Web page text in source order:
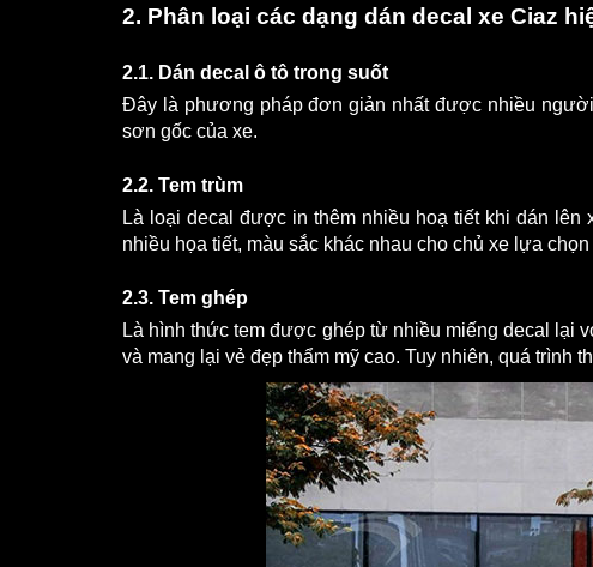
2. Phân loại các dạng dán decal xe Ciaz
2.1. Dán decal ô tô trong suốt
Đây là phương pháp đơn giản nhất được nhiều
sơn gốc của xe.
2.2. Tem trùm
Là loại decal được in thêm nhiều hoạ tiết khi dán
nhiều họa tiết, màu sắc khác nhau cho chủ xe lựa
2.3. Tem ghép
Là hình thức tem được ghép từ nhiều miếng decal lại
và mang lại vẻ đẹp thẩm mỹ cao. Tuy nhiên, quá trình